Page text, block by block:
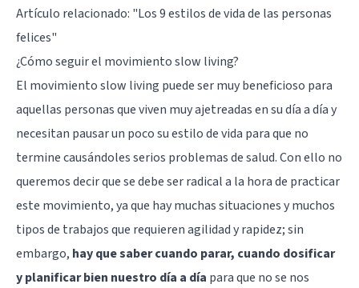
Artículo relacionado: "Los 9 estilos de vida de las personas
felices"
¿Cómo seguir el movimiento slow living?
El movimiento slow living puede ser muy beneficioso para
aquellas personas que viven muy ajetreadas en su día a día y
necesitan pausar un poco su estilo de vida para que no
termine causándoles serios problemas de salud. Con ello no
queremos decir que se debe ser radical a la hora de practicar
este movimiento, ya que hay muchas situaciones y muchos
tipos de trabajos que requieren agilidad y rapidez; sin
embargo, hay que saber cuando parar, cuando dosificar
y planificar bien nuestro día a día para que no se nos